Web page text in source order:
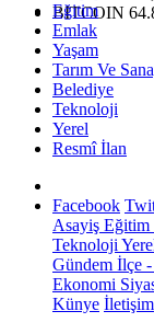
BITCOIN
Eğitim
Emlak
Yaşam
Tarım Ve
Belediye
Teknoloji
Yerel
Resmî İlan
Facebook
Asayiş Eğitim
Teknoloji
Gündem İlçe
Ekonomi
Künye İletişim